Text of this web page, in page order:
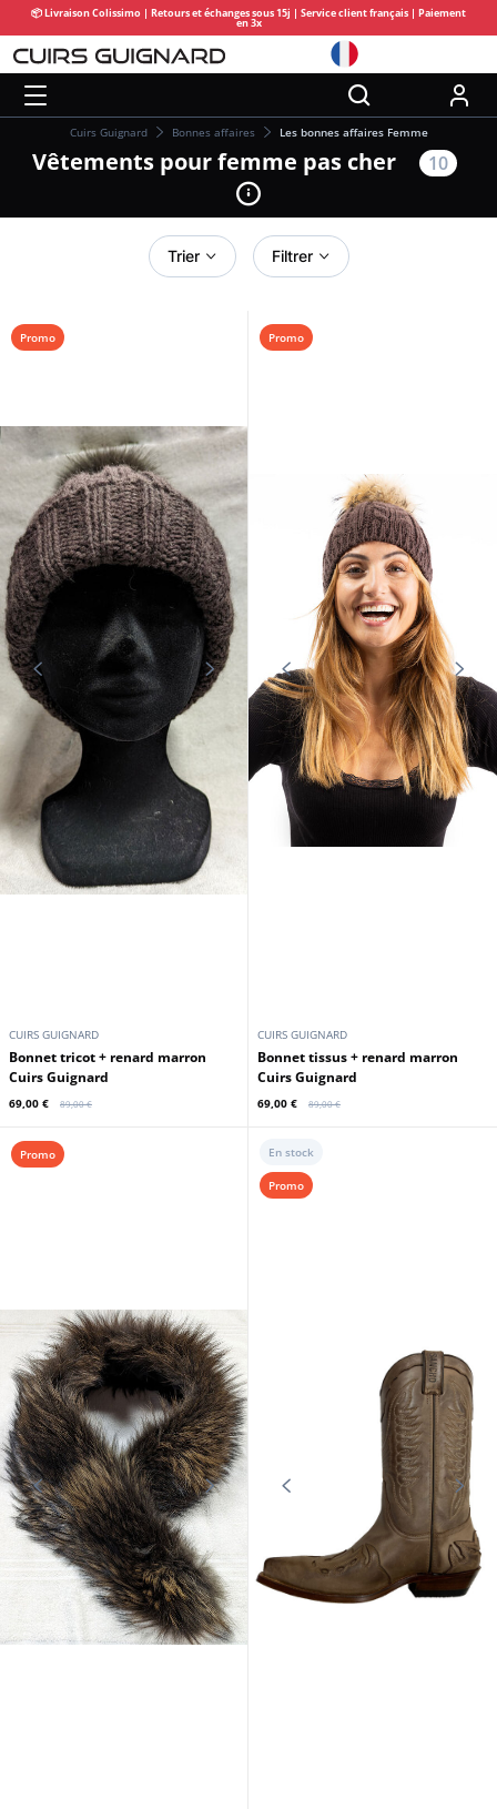
📦 Livraison Colissimo | Retours et échanges sous 15j | Service client français | Paiement
en 3x
Cuirs Guignard Bonnes affaires Les bonnes affaires Femme
Vêtements pour femme pas cher 10
Trier Filtrer
CUIRS GUIGNARD
Bonnet tricot + renard marron
Cuirs Guignard
69,00 € 89,00 €
Promo
CUIRS GUIGNARD
Bonnet tissus + renard marron
Cuirs Guignard
69,00 € 89,00 €
Promo
Promo En stock
Promo